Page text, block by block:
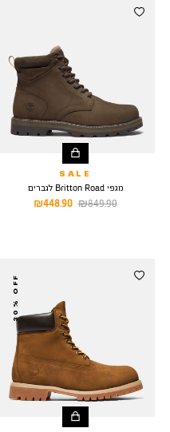
SALE
מגפי Britton Road לגברים
מחיר
448.90 ₪
מחיר
849.90 ₪
30% OFF